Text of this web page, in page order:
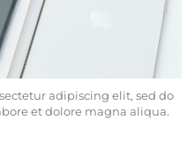
adipiscing elit, sed do
et dolore magna aliqua.